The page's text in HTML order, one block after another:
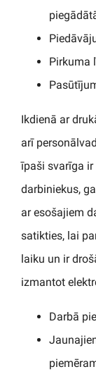
Pirkuma
Ikdienā ar
arī
īpaši svarīga
darbiniekus,
ar esošajiem
satikties, lai
laiku un ir
izmantot
Darbā